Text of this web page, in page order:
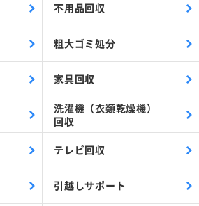
不用品回収
粗大ゴミ処分
家具回収
洗濯機（衣類乾燥機）
回収
テレビ回収
引越しサポート